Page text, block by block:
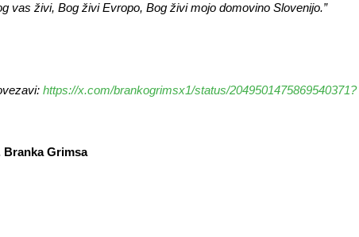
vas živi, Bog živi Evropo, Bog živi mojo domovino Slovenijo.”
https://x.com/brankogrimsx1/status/2049501475869540371?
Branka Grimsa